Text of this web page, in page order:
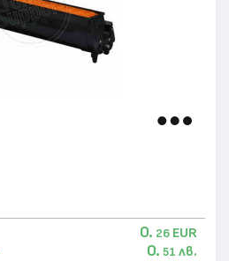
0. 26 EUR
0. 51 лв.